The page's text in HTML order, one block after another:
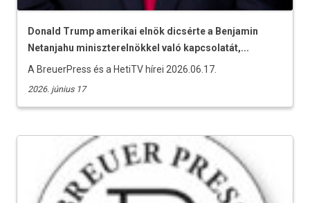
Donald Trump amerikai elnök dicsérte a Benjamin
Netanjahu miniszterelnökkel való kapcsolatát,...
A BreuerPress és a HetiTV hírei 2026.06.17.
2026. június 17